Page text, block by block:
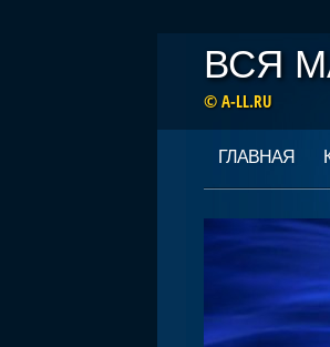
ВСЯ
© A-LL.RU
Main menu
content
ГЛАВНАЯ